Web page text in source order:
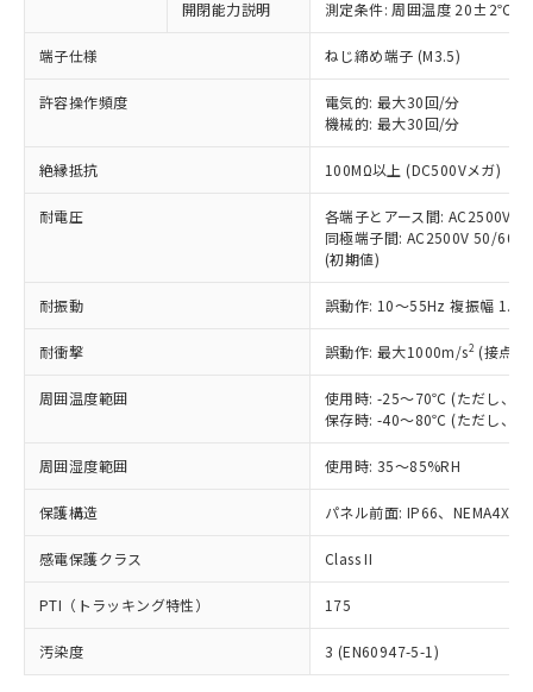
開閉能力説明 測定条件: 周囲温度 20±2℃、
端子仕様 ねじ締め端子 (M3.5)
許容操作頻度
電気的: 最大30回/分
機械的: 最大30回/分
絶縁抵抗 100MΩ以上 (DC500Vメガ)
耐電圧
各端子とアース間: AC2500V
同極端子間: AC2500V 50/
(初期値)
耐振動 誤動作: 10～55Hz 複振幅
耐衝撃 誤動作: 最大1000m/s2 (接点
周囲温度範囲
使用時: -25～70℃ (ただし、氷
保存時: -40～80℃ (ただし、氷
周囲湿度範囲 使用時: 35～85%RH
保護構造 パネル前面: IP66、NEMA4X,
感電保護クラス Class II
PTI（トラッキング特性） 175
汚染度 3 (EN60947-5-1)
以下の条件をお読みいただき、同意のうえ
ご利用ください。
本サービスは、当社制御機器事業取扱
商品の当社在庫状況および標準価格
(税抜)を提供させていただくもので
当社制御機器事業取扱商品の中には、
本サービスの対象外となる商品もある
ことをご了承ください。
在庫状況および標準価格照会結果は、
記載している更新日時点での社内デー
タに基づき作成されるものであり、閲
覧された時点での実際の在庫および標
準価格とは異なる場合があることをご
正式な納期状況および標準価格はお客
様のお取引先、またはお客様担当のオ
ムロン制御機器販売店・当社販売員に
オムロン制御機器販売店や当社販売拠
点は「
販売ネットワーク
」をご確認
在庫状況および標準価格結果を当社の
事前の承諾なく第三者に漏洩または開
示しないようお願いします。
マイパーツ機能（部品リスト作成サー
対応予定なし：EU RoHS指令（10物質）の
非含有に非対応の商品で、対応品を出す予
定はありません。
非含有の対応状況を調査中または確認中の
非該当品：ライセンス料など無形物で、有
害物質有無と関係のない商品です。
仕入先様の事情により、非含有部品として
いたものが、含有品と判明した場合などや
むを得ず変更することがあります。
鉛(Pb) 1000ppm以下、 水銀(Hg) 1000ppm以下、 カド
(PBDE) 1000ppm以下、フタル酸ビス(2-エチルヘキシ
ル) (DEHP)(別名：DOP) 1000ppm以下、フタル酸ブチ
ルベンジル（BBP） 1000ppm以下、フタル酸ジブチル
（DBP） 1000ppm以下、フタル酸ジイソブチル
(DIBP) 1000ppm以下
但し、RoHS指令で産業用監視および制御機器に対する
適用除外項目は除く。
※2 対応予定月
部品在庫の切り替え状況などにより、予定
※1 中国RoHS○×表
「○」：最大均質材料含有率が中国RoHSの
基準値以下であることを示します。
「×」：最大均質材料含有率が中国RoHSの
基準値を超えていることを示します。
「－」：未確認です。当社販売部門へお問
*中国RoHS10物質の基準値 (GB/T26572)：
Pb(鉛) :1000ppm、 Hg(水銀) : 1000ppm、 Cd(カドミウ
Cr(Ⅵ)(六価クロム) : 1000ppm、 PBBs(ポリ臭化ビフェ
ニル類) : 1000ppm、 PBDEs(ポリ臭化ジフェニルエーテ
DBP(フタル酸ジブチル) : 1000ppm、 DIBP(フタル酸ジ
イソブチル) : 1000ppm、 BBP(フタル酸ブチルベンジ
ル) : 1000ppm、
DEHP(フタル酸ビス(2-エチルヘキシル)) : 1000ppm
※2 環境保護使用期限
「ｅ」：有害物質（10物質）のすべてが基
「10」：通常の使用状況下において有害物
当社は、これら貴社製品のうち、外国
為替および外国貿易法に定める商品
（以下｢規制貨物等」という）を輸出
または国外への提供する場合は、日本
国政府の輸出許可(または役務取引許
当社は規制貨物を破棄する場合は、完
全に破砕するなど、違法に輸出されな
いよう必要な手段を講じます。
当社は貴社製品を、核兵器、ミサイ
ル、化学兵器、生物兵器またはその他
武器並びにこれらの製造装置等に一切
使用いたしません。
当社は、貴社製品を第三者に販売する
場合は、上記1、2および3の内容を当
該第三者に通知します。また当社は、
販売先および販売に係わる関係者が違
○ 一定数以上の在庫あり
△ 一定数には満たないが在庫あり
在庫なし(最新の在庫状況につ
たはお客様担当のオムロン制御
機器販売店・当社販売員にご確
空
受注生産機種、また在庫状況の